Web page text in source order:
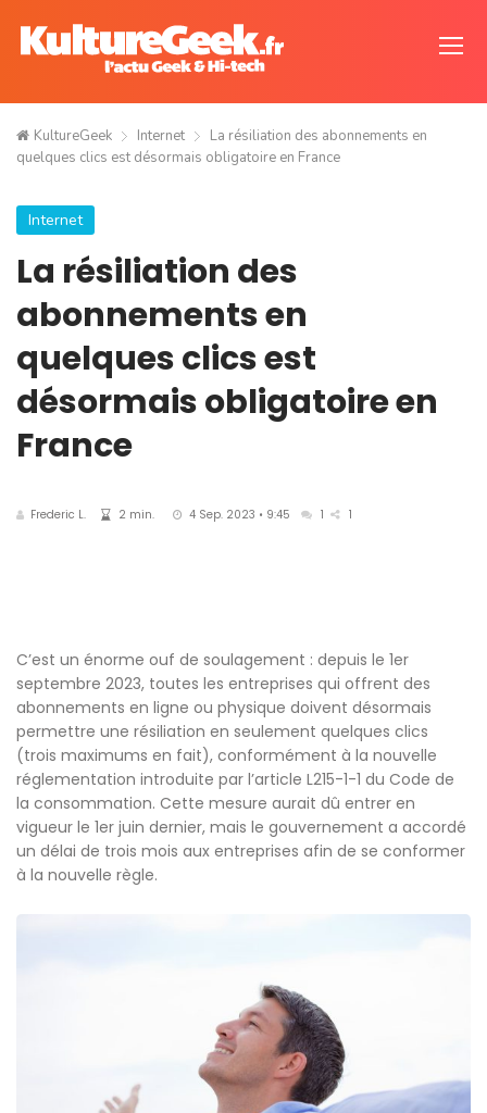
KultureGeek Internet
La résiliation des abonnements en
quelques clics est désormais obligatoire en France
Internet
La résiliation des
abonnements en
quelques clics est
désormais obligatoire en
France
Frederic L. 2 min. 4 Sep. 2023 • 9:45 1 1
C’est un énorme ouf de soulagement : depuis le 1er
septembre 2023, toutes les entreprises qui offrent des
abonnements en ligne ou physique doivent désormais
permettre une résiliation en seulement quelques clics
(trois maximums en fait), conformément à la nouvelle
réglementation introduite par l’article L215-1-1 du Code de
la consommation. Cette mesure aurait dû entrer en
vigueur le 1er juin dernier, mais le gouvernement a accordé
un délai de trois mois aux entreprises afin de se conformer
à la nouvelle règle.